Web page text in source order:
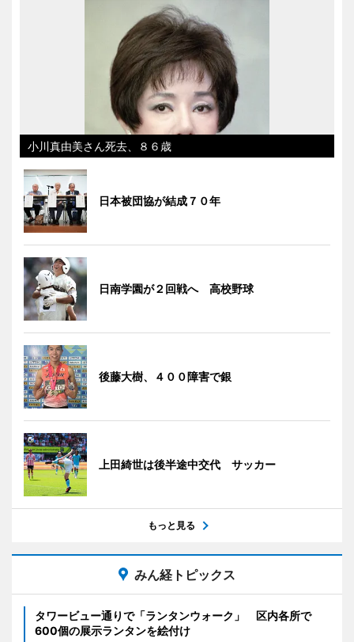
小川真由美さん死去、８６歳
日本被団協が結成７０年
日南学園が２回戦へ 高校野球
後藤大樹、４００障害で銀
上田綺世は後半途中交代 サッカー
もっと見る
みん経トピックス
タワービュー通りで「ランタンウォーク」 区内各所で
600個の展示ランタンを絵付け